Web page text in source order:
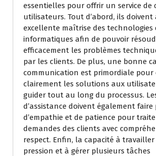
essentielles pour offrir un service de
utilisateurs. Tout d’abord, ils doivent
excellente maîtrise des technologies
informatiques afin de pouvoir
efficacement les problèmes
par les clients. De plus, une bonne
communication est primordiale pour
clairement les solutions aux
guider tout au long du processus.
d’assistance doivent également faire
d’empathie et de patience pour
demandes des clients avec
respect. Enfin, la capacité à travailler
pression et à gérer plusieurs tâches